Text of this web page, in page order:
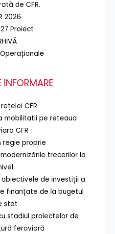
de CFR.
2026
Proiect
CFR
mobilitatii pe reteaua
CFR
regie proprie
trecerilor la
de investiții a
finanțate de la bugetul
stat
stadiul proiectelor de
feroviară